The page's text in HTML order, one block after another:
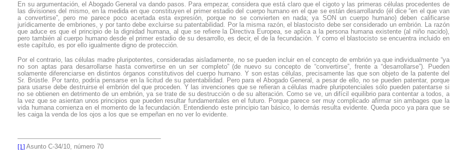
En su argumentación, el Abogado General va dando pasos. Para empezar, considera que está claro que el cigoto y las primeras células procedentes de
las divisiones del mismo, en la medida en que constituyen el primer estadio del cuerpo humano en el que se están desarrollando (él dice “en el que van
a convertirse”, pero me parece poco acertada esta expresión, porque no se convierten en nada; ya SON un cuerpo humano) deben calificarse
jurídicamente de embriones, y por tanto debe excluirse su patentabilidad. Por la misma razón, el blastocisto debe ser considerado un embrión. La razón
que aduce es que el principio de la dignidad humana, al que se refiere la Directiva Europea, se aplica a la persona humana existente (al niño nacido),
pero también al cuerpo humano desde el primer estadio de su desarrollo, es decir, el de la fecundación. Y como el blastocisto se encuentra incluido en
este capítulo, es por ello igualmente digno de protección.
Por el contrario, las células madre pluripotentes, consideradas aisladamente, no se pueden incluir en el concepto de embrión ya que individualmente “ya
no son aptas para desarrollarse hasta convertirse en un ser completo” (de nuevo su concepto de “convertirse”, frente a “desarrollarse”). Pueden
solamente diferenciarse en distintos órganos constitutivos del cuerpo humano. Y son estas células, precisamente las que son objeto de la patente del
Sr. Brüstle. Por tanto, podría pensarse en la licitud de su patentabilidad. Pero para el Abogado General, a pesar de ello, no se pueden patentar, porque
para usarse debe destruirse el embrión del que proceden. Y las invenciones que se refieran a células madre pluripotenciales sólo pueden patentarse si
no se obtienen en detrimento de un embrión, ya se trate de su destrucción o de su alteración. Como se ve, un difícil equilibrio para contentar a todos, a
la vez que se asientan unos principios que pueden resultar fundamentales en el futuro. Porque parece ser muy complicado afirmar sin ambages que la
vida humana comienza en el momento de la fecundación. Entendiendo este principio tan básico, lo demás resulta evidente. Queda poco ya para que se
les caiga la venda de los ojos a los que se empeñan en no ver lo evidente.
[1] Asunto C‑34/10, número 70